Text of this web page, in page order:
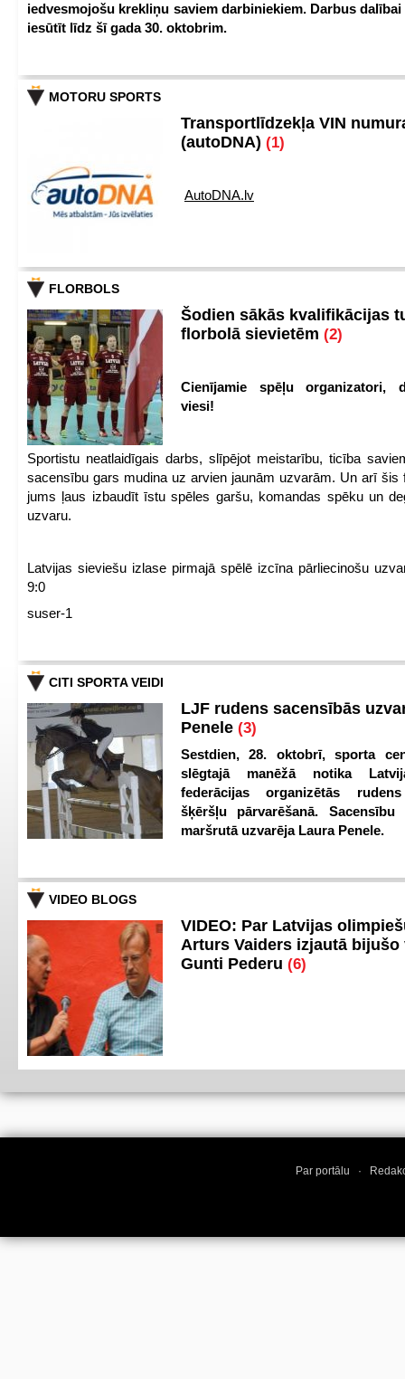
iedvesmojošu krekliņu saviem darbiniekiem. Darbus
iesūtīt līdz šī gada 30. oktobrim.
MOTORU SPORTS
Transportlīdzekļa VIN
(autoDNA) (1)
AutoDNA.lv
FLORBOLS
Šodien sākās kvalifikācijas
florbolā sievietēm (2)
Cienījamie spēļu organizatori,
viesi!
Sportistu neatlaidīgais darbs, slīpējot meistarību, ticība
sacensību gars mudina uz arvien jaunām uzvarām. Un arī šis
jums ļaus izbaudīt īstu spēles garšu, komandas spēku un
uzvaru.
Latvijas sieviešu izlase pirmajā spēlē izcīna pārliecinošu
9:0
suser-1
CITI SPORTA VEIDI
LJF rudens sacensībās
Penele (3)
Sestdien, 28. oktobrī, sporta
slēgtajā manēžā notika
federācijas organizētās
šķēršļu pārvarēšanā. Sacensību
maršrutā uzvarēja Laura Penele.
VIDEO BLOGS
VIDEO: Par Latvijas
Arturs Vaiders izjautā bijušo
Gunti Pederu (6)
Par portālu ·